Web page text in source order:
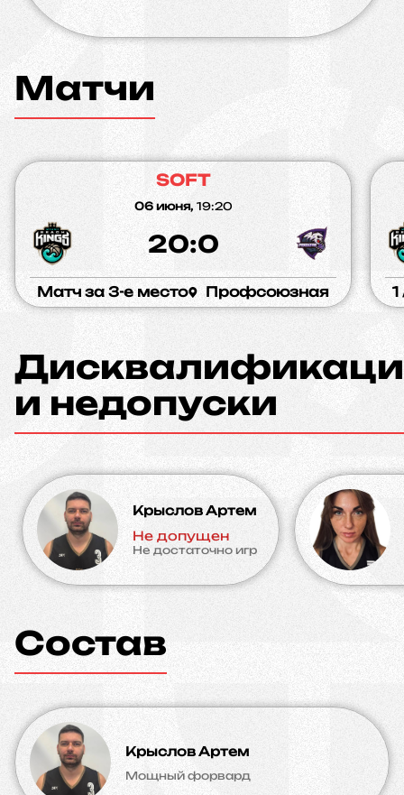
Матчи
SOFT
06 июня, 19:20
20:0
Матч за 3-е место Профсоюзная 1
и недопуски
Крыслов Артем
Не допущен
Не достаточно игр
Состав
Крыслов Артем
Мощный форвард